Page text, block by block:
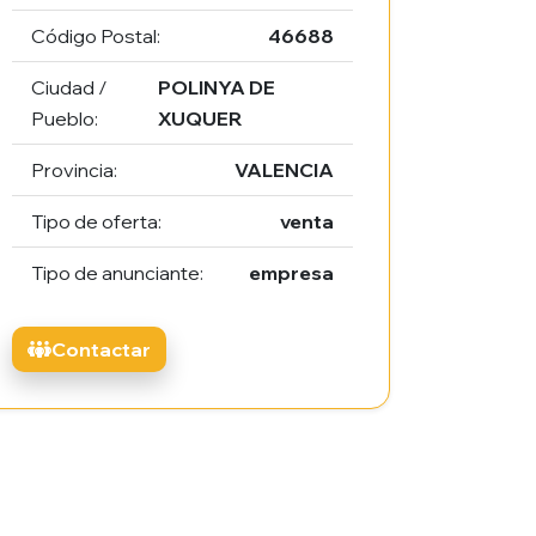
Código Postal: 46688
Ciudad /
Pueblo:
POLINYA DE
XUQUER
Provincia: VALENCIA
Tipo de oferta: venta
Tipo de anunciante: empresa
Contactar